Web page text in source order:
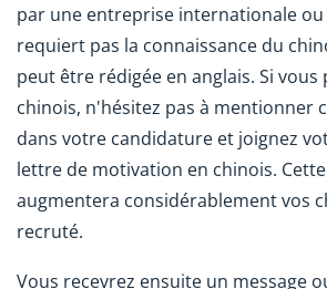
par une entreprise internationale ou
requiert pas la connaissance du
peut être rédigée en anglais. Si vous
chinois, n'hésitez pas à mentionner
dans votre candidature et joignez
lettre de motivation en chinois.
augmentera considérablement vos
recruté.
Vous recevrez ensuite un message